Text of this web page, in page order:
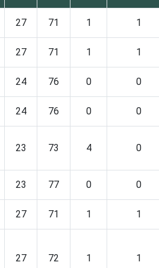
27 71 1 1
27 71 1 1
24 76 0 0
24 76 0 0
23 73 4 0
23 77 0 0
27 71 1 1
27 72 1 1